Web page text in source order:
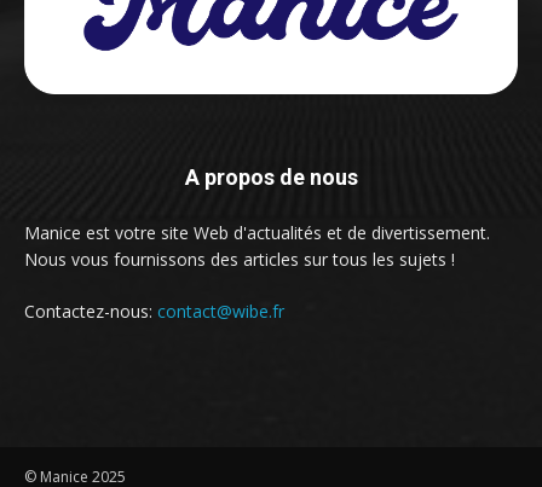
A propos de nous
Manice est votre site Web d'actualités et de divertissement.
Nous vous fournissons des articles sur tous les sujets !
Contactez-nous: contact@wibe.fr
© Manice 2025